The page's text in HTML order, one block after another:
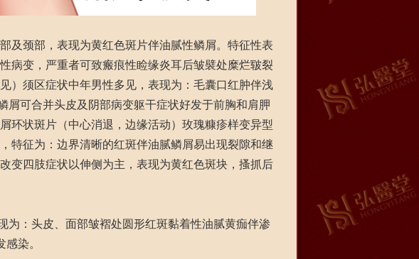
颈部，表现为黄红色斑片伴油腻性鳞屑。特征性表
病变，严重者可致瘢痕性睑缘炎耳后皱襞处糜烂皲裂
）须区症状中年男性多见，表现为：毛囊口红肿伴浅
屑可合并头皮及阴部病变躯干症状好发于前胸和肩胛
环状斑片（中心消退，边缘活动）玫瑰糠疹样变异型
特征为：边界清晰的红斑伴油腻鳞屑易出现裂隙和继
变四肢症状以伸侧为主，表现为黄红色斑块，搔抓后
：头皮、面部皱褶处圆形红斑黏着性油腻黄痂伴渗
染。